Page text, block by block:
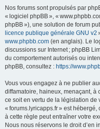
Nos forums sont propulsés par
« logiciel phpBB », «
phpBB »), une solution de forum
licence publique générale GNU v2
www.phpbb.com (en anglais). Le
discussions sur Internet ; phpBB
du comportement autorisés ou
phpBB, consultez : https://
Vous vous engagez à ne publier
diffamatoire, haineux, menaçant, à
ce soit en vertu de la législation de
« forums.lyricapps.fr » est
à cette règle peut entraîner votre
Nous nous réservons le droit d’en